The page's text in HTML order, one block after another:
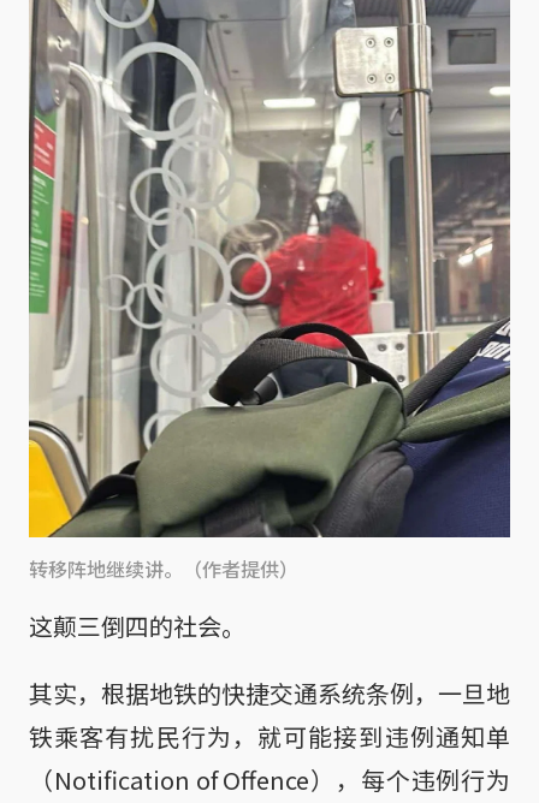
转移阵地继续讲。（作者提供）
这颠三倒四的社会。
其实，根据地铁的快捷交通系统条例，一旦地
铁乘客有扰民行为，就可能接到违例通知单
（Notification of Offence），每个违例行为